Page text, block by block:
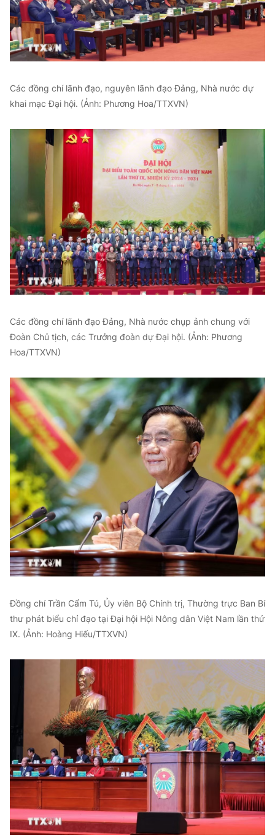
Các đồng chí lãnh đạo, nguyên lãnh đạo Đảng, Nhà nước dự
khai mạc Đại hội. (Ảnh: Phương Hoa/TTXVN)
Các đồng chí lãnh đạo Đảng, Nhà nước chụp ảnh chung với
Đoàn Chủ tịch, các Trưởng đoàn dự Đại hội. (Ảnh: Phương
Hoa/TTXVN)
Đồng chí Trần Cẩm Tú, Ủy viên Bộ Chính trị, Thường trực Ban Bí
thư phát biểu chỉ đạo tại Đại hội Hội Nông dân Việt Nam lần thứ
IX. (Ảnh: Hoàng Hiếu/TTXVN)